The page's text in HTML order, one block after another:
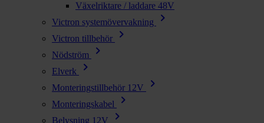
Växelriktare / laddare 48V
Victron systemövervakning
chevron_right
Victron tillbehör chevron_right
Nödström chevron_right
Elverk chevron_right
Monteringstillbehör 12V chevron_right
Monteringskabel chevron_right
Belysning 12V chevron_right